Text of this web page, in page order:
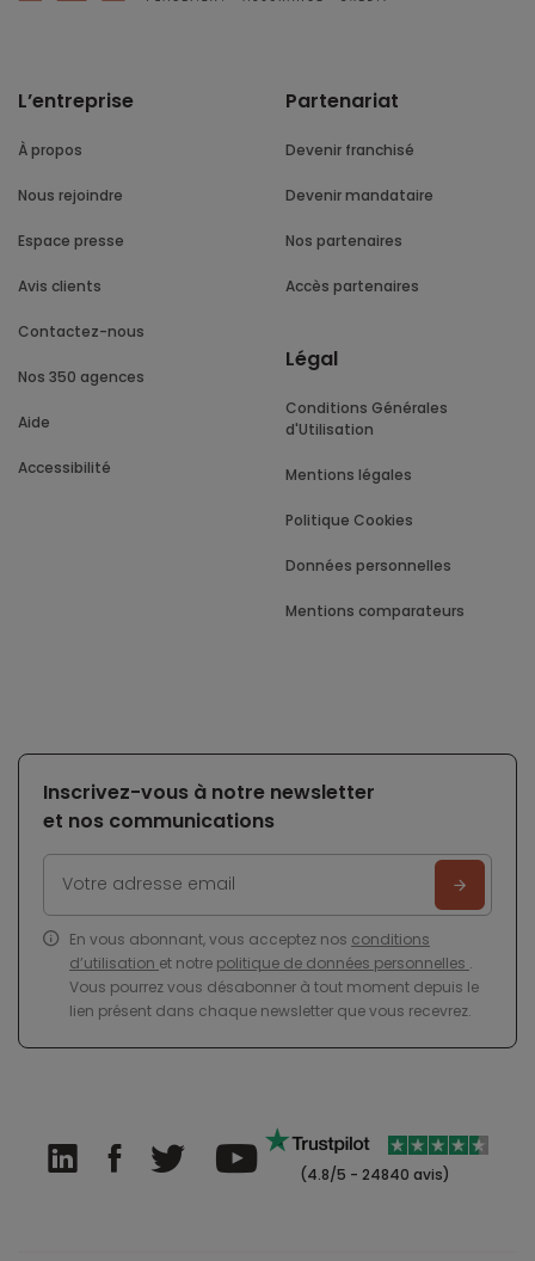
L’entreprise
À propos
Nous rejoindre
Espace presse
Avis clients
Contactez-nous
Nos 350 agences
Aide
Accessibilité
Partenariat
Devenir franchisé
Devenir mandataire
Nos partenaires
Accès partenaires
Légal
Conditions Générales
d'Utilisation
Mentions légales
Politique Cookies
Données personnelles
Mentions comparateurs
Inscrivez-vous à notre newsletter
et nos communications
En vous abonnant, vous acceptez nos conditions
d’utilisation et notre politique de données personnelles .
Vous pourrez vous désabonner à tout moment depuis le
lien présent dans chaque newsletter que vous recevrez.
(4.8/5 - 24840 avis)